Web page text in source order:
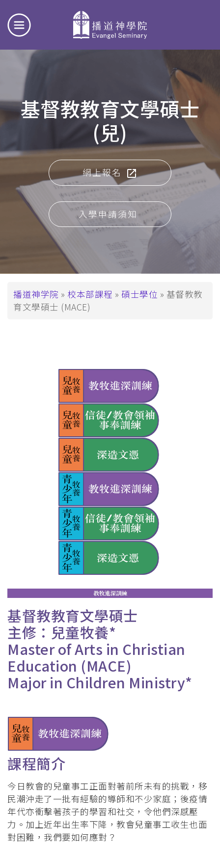
基督教教育文學碩士
(兒)
網上報名
入學申請須知
面
包
播道神学院 校本部課程 碩士學位
基督教教
育文學碩士 (MACE)
基督教教育文學碩士
主修：兒童牧養*
Master of Arts in Christian
Education (MACE)
Major in Children Ministry*
課程簡介
今日教會的兒童事工正面對著前所未有的挑戰，移
民潮沖走了一批有經驗的導師和不少家庭；後疫情
年代亦衝擊著孩子的學習和社交，令他們深感壓
力。加上近年出生率下降，教會兒童事工收生也面
對困難，我們要如何應對？